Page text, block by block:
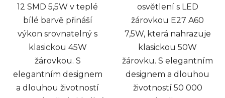
12 SMD 5,5W v teplé
bílé barvě přináší
výkon srovnatelný s
klasickou 45W
žárovkou. S
elegantním designem
a dlouhou životností
osvětlení s LED
žárovkou E27 A60
7,5W, která nahrazuje
klasickou 50W
žárovku. S elegantním
designem a dlouhou
životností 50 000